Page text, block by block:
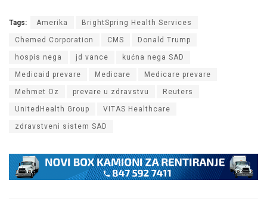
Tags: Amerika BrightSpring Health Services
Chemed Corporation CMS Donald Trump
hospis nega jd vance kućna nega SAD
Medicaid prevare Medicare Medicare prevare
Mehmet Oz prevare u zdravstvu Reuters
UnitedHealth Group VITAS Healthcare
zdravstveni sistem SAD